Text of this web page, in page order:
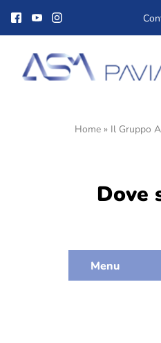
Qualità, ambiente e
Home» Il Gruppo
Dove
Menu